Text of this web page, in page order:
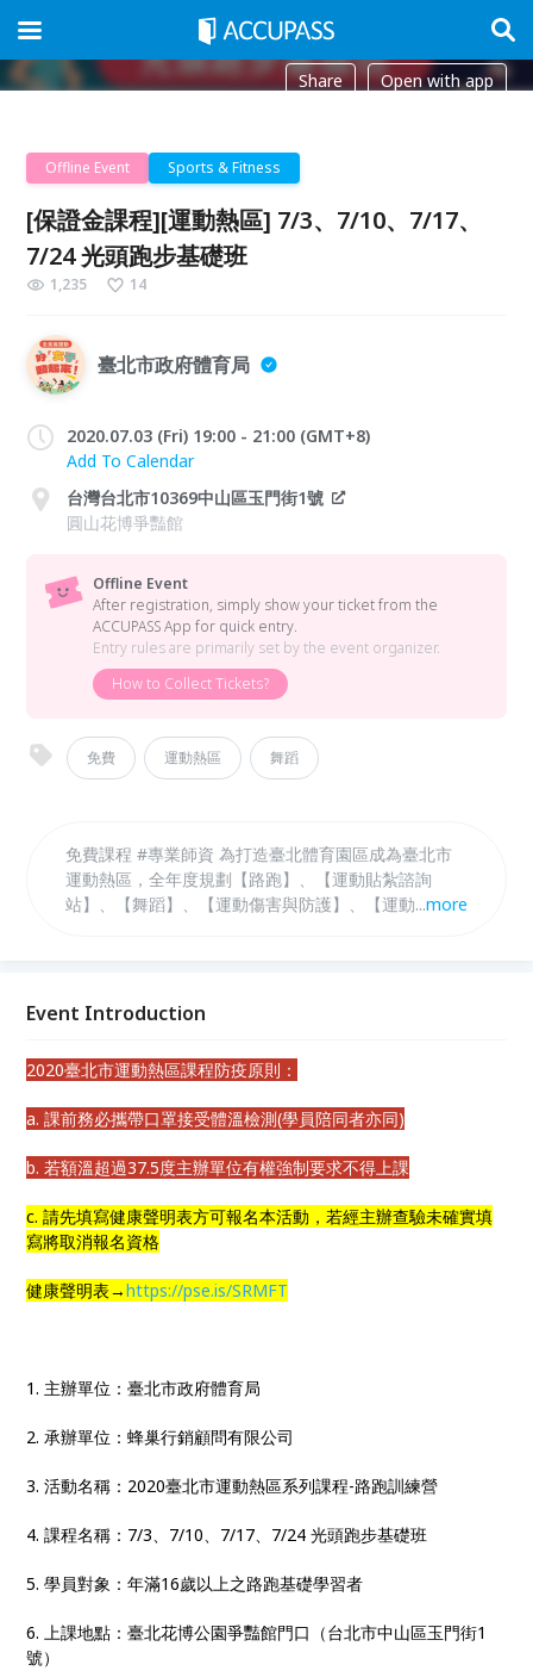
Share Open with app
Offline Event Sports & Fitness
[保證金課程][運動熱區] 7/3、7/10、7/17、
7/24 光頭跑步基礎班
1,235 14
臺北市政府體育局
2020.07.03 (Fri) 19:00 - 21:00 (GMT+8)
Add To Calendar
台灣台北市10369中山區玉門街1號
圓山花博爭豔館
Offline Event
After registration, simply show your ticket from the
ACCUPASS App for quick entry.
Entry rules are primarily set by the event organizer.
How to Collect Tickets?
免費 運動熱區 舞蹈
免費課程 #專業師資 為打造臺北體育園區成為臺北市
運動熱區，全年度規劃【路跑】、【運動貼紮諮詢
站】、【舞蹈】、【運動傷害與防護】、【運動推廣】
...more
Event Introduction
2020臺北市運動熱區課程防疫原則：
a. 課前務必攜帶口罩接受體溫檢測(學員陪同者亦同)
b. 若額溫超過37.5度主辦單位有權強制要求不得上課
c. 請先填寫健康聲明表方可報名本活動，若經主辦查驗未確實填
寫將取消報名資格
健康聲明表→https://pse.is/SRMFT
1. 主辦單位：臺北市政府體育局
2. 承辦單位：蜂巢行銷顧問有限公司
3. 活動名稱：2020臺北市運動熱區系列課程-路跑訓練營
4. 課程名稱：7/3、7/10、7/17、7/24 光頭跑步基礎班
5. 學員對象：年滿16歲以上之路跑基礎學習者
6. 上課地點：臺北花博公園爭豔館門口（台北市中山區玉門街1
號）